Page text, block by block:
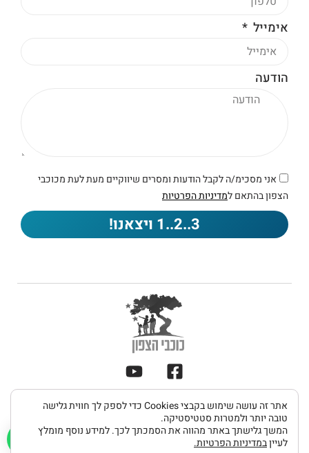
אימייל
הודעה
אני מסכימ/ה לקבל הודעות ומסרים שיווקיים מעת לעת מכוכבי
הצפון בהתאם למדיניות הפרטיות
3..2..1 ויצאנו!
כל הזכויות שמורות 2026 © כוכבי הצפון
מדיניות
פרטיות
תקנון
שימוש
הצהרת
נגישות
אתר זה עושה שימוש בקבצי Cookies כדי לספק לך חווית גלישה
טובה יותר ולמטרות סטטיסטיקה.
המשך גלישתך באתר מהווה את הסמכתך לכך. למידע נוסף מומלץ
לעייןבמדיניות הפרטיות.